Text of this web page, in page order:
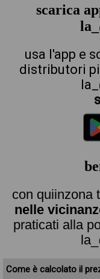
scarica
usa l'app e
distributori
con quiinzona
nelle
praticati alla
Come è calcolato il